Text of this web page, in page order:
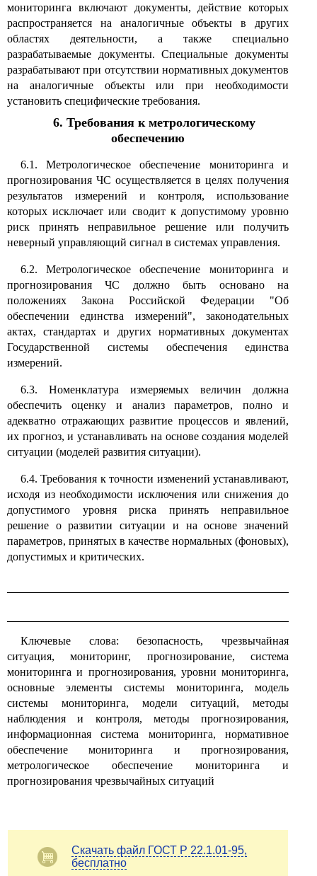
мониторинга включают документы, действие которых
распространяется на аналогичные объекты в других
областях деятельности, а также специально
разрабатываемые документы. Специальные документы
разрабатывают при отсутствии нормативных документов
на аналогичные объекты или при необходимости
установить специфические требования.
6. Требования к метрологическому
обеспечению
6.1. Метрологическое обеспечение мониторинга и
прогнозирования ЧС осуществляется в целях получения
результатов измерений и контроля, использование
которых исключает или сводит к допустимому уровню
риск принять неправильное решение или получить
неверный управляющий сигнал в системах управления.
6.2. Метрологическое обеспечение мониторинга и
прогнозирования ЧС должно быть основано на
положениях Закона Российской Федерации "Об
обеспечении единства измерений", законодательных
актах, стандартах и других нормативных документах
Государственной системы обеспечения единства
измерений.
6.3. Номенклатура измеряемых величин должна
обеспечить оценку и анализ параметров, полно и
адекватно отражающих развитие процессов и явлений,
их прогноз, и устанавливать на основе создания моделей
ситуации (моделей развития ситуации).
6.4. Требования к точности изменений устанавливают,
исходя из необходимости исключения или снижения до
допустимого уровня риска принять неправильное
решение о развитии ситуации и на основе значений
параметров, принятых в качестве нормальных (фоновых),
допустимых и критических.
Ключевые слова: безопасность, чрезвычайная
ситуация, мониторинг, прогнозирование, система
мониторинга и прогнозирования, уровни мониторинга,
основные элементы системы мониторинга, модель
системы мониторинга, модели ситуаций, методы
наблюдения и контроля, методы прогнозирования,
информационная система мониторинга, нормативное
обеспечение мониторинга и прогнозирования,
метрологическое обеспечение мониторинга и
прогнозирования чрезвычайных ситуаций
Скачать файл ГОСТ Р 22.1.01-95,
бесплатно